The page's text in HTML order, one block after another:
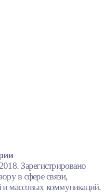
Зарегистрировано
в сфере связи,
массовых коммуникаций.